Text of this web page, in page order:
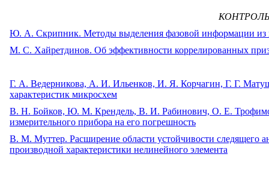
Ю. А. Скрипник. Методы выделения фазовой информации из
М. С. Хайретдинов. Об эффективности коррелированных
Г. А. Ведерникова, А. И. Ильенков, И. Я. Корчагин, Г. Г.
характеристик микросхем
B. Н. Бойков, Ю. М. Крендель, В. И. Рабинович, О. Е.
измерительного прибора на его погрешность
В. М. Муттер. Расширение области устойчивости следящего
производной характеристики нелинейного элемента